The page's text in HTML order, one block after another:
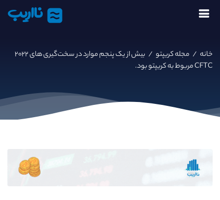
نااریب
خانه / مجله کریپتو /
بیش از یک پنجم موارد در سخت‌گیری های ۲۰۲۲
CFTC مربوط به کریپتو بود.